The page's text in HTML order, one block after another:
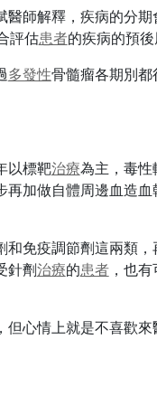
師解釋，疾病的分
評估患者的疾病的預後
多發性骨髓瘤各期別都
以標靶治療為主，毒
再加做自體周邊血造
免疫調節劑這兩類
針劑治療的患者，也有
，但心情上就是不喜歡